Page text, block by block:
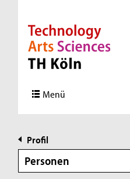
Direkt zur Hauptnavigation
Direkt zur Subnavigation
Direkt zum Inhalt
Direkt zum Fußbereich
Menü
Profil
Personen